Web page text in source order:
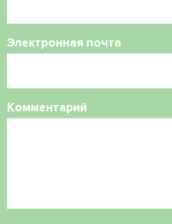
Электронная почта
Комментарий